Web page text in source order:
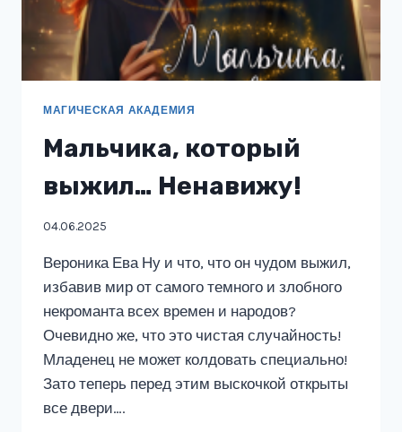
МАГИЧЕСКАЯ АКАДЕМИЯ
Мальчика, который
выжил… Ненавижу!
04.06.2025
Вероника Ева Ну и что, что он чудом выжил,
избавив мир от самого темного и злобного
некроманта всех времен и народов?
Очевидно же, что это чистая случайность!
Младенец не может колдовать специально!
Зато теперь перед этим выскочкой открыты
все двери….